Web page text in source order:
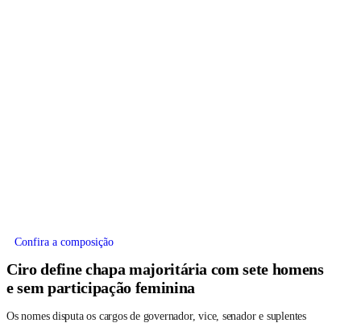
Confira a composição
Ciro define chapa majoritária com sete homens
e sem participação feminina
Os nomes disputa os cargos de governador, vice, senador e suplentes